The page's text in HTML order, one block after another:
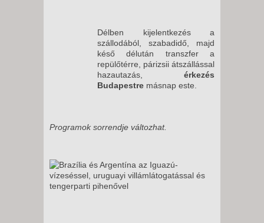
Délben kijelentkezés a
szállodából, szabadidő, majd
késő délután transzfer a
repülőtérre, párizsii átszállással
hazautazás, érkezés
Budapestre másnap este.
Programok sorrendje változhat.